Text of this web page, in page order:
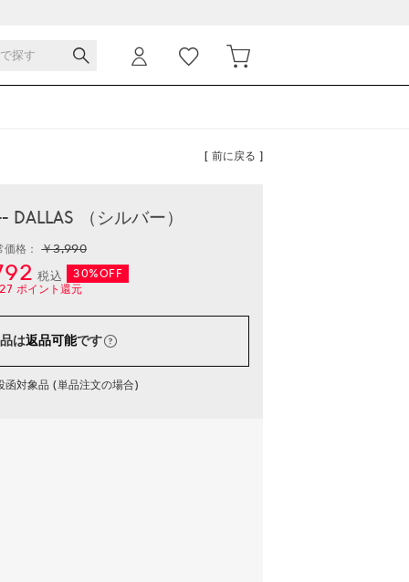
[ 前に戻る ]
（シルバー）
価格：￥3,990
税込
30%OFF
ポイント還元
は返品可能です
対象品 (単品注文の場合)